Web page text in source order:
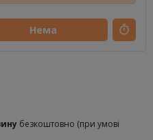
Нема
безкоштовно (при умові